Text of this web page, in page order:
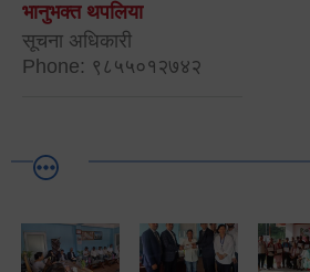
भानुभक्त थपलिया
सूचना अधिकारी
Phone: ९८५५०१२७४२